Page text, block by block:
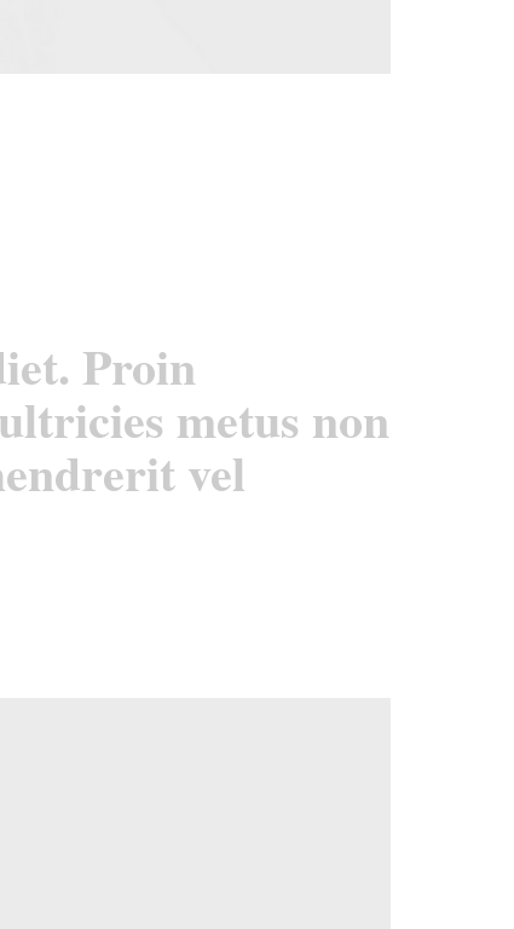
Proin
metus non
vel